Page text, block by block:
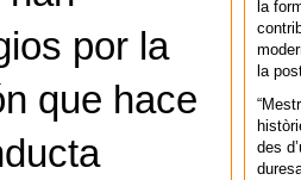
por la
que hace
la
la
des